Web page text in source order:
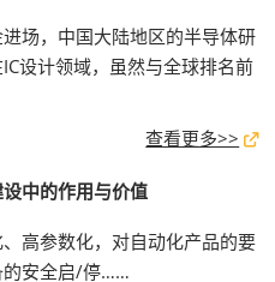
场，中国大陆地区的半导体研
设计领域，虽然与全球排名前
查看更多>>
中的作用与价值
高参数化，对自动化产品的要
的安全启/停……